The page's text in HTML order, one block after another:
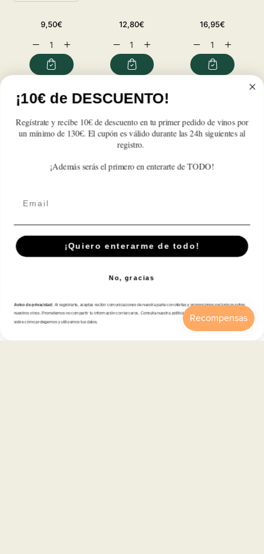
Precio
9,50€
Reducir
cantidad
para
El
Aumentar
cantidad
para
El
Precio
12,80€
Reducir
cantidad
para
El
Aumentar
cantidad
para
El
Precio
16,95€
Reducir
cantidad
para
El
Aumentar
cantidad
para
El
Prohibido
Reseñas de Clientes
Sé el primero en escribir una reseña
Write a review
Suscríbete A Nuestra Newsletter
Tienda
Atención al cliente
Cuenta Carrito
¡10€ de DESCUENTO!
Regístrate y recibe 10€ de descuento en tu primer pedido de vinos por
un mínimo de 130€. El cupón es válido durante las 24h siguientes al
registro.
¡Además serás el primero en enterarte de TODO!
¡Quiero enterarme de todo!
No, gracias
Aviso de privacidad: Al registrarte, aceptas recibir comunicaciones de nuestra parte con ofertas y promociones exclusivas sobre
nuestros vinos. Prometemos no compartir tu información con terceros. Consulta nuestra política de privacidad para más detalles
sobre cómo protegemos y utilizamos tus datos.